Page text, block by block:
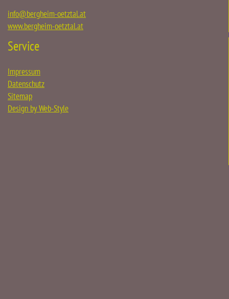
info@bergheim-oetztal.at
www.bergheim-oetztal.at
Service
Impressum
Datenschutz
Sitemap
Design by Web-Style